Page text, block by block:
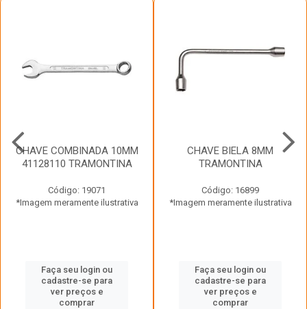
CHAVE COMBINADA 10MM
41128110 TRAMONTINA
Código: 19071
*Imagem meramente ilustrativa
Faça seu login ou
cadastre-se para
ver preços e
comprar
CHAVE BIELA 8MM
TRAMONTINA
Código: 16899
*Imagem meramente ilustrativa
Faça seu login ou
cadastre-se para
ver preços e
comprar